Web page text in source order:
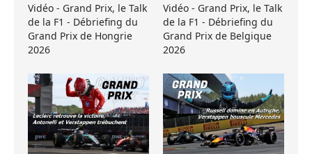
Vidéo - Grand Prix, le Talk
de la F1 - Débriefing du
Grand Prix de Hongrie
2026
Vidéo - Grand Prix, le Talk
de la F1 - Débriefing du
Grand Prix de Belgique
2026